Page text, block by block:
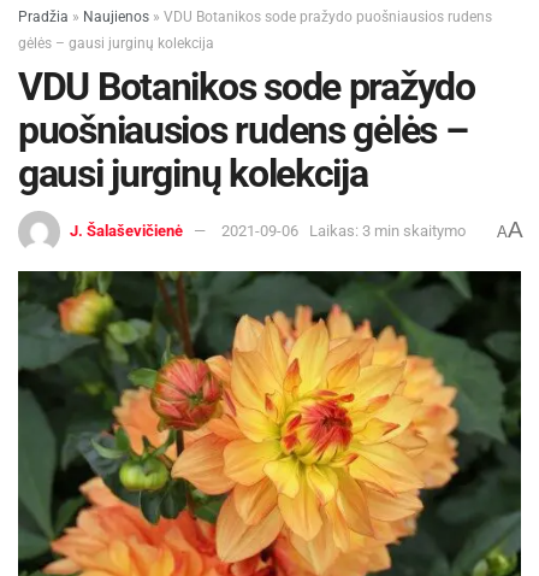
Pradžia » Naujienos » VDU Botanikos sode pražydo puošniausios rudens
gėlės – gausi jurginų kolekcija
VDU Botanikos sode pražydo
puošniausios rudens gėlės –
gausi jurginų kolekcija
J. Šalaševičienė 2021-09-06 Laikas: 3 min skaitymo AA